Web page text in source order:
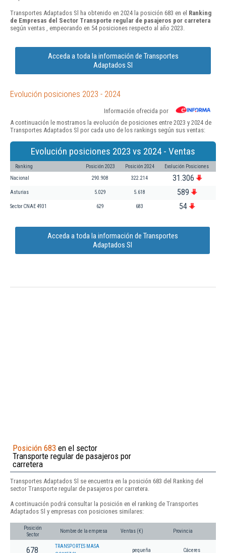
Transportes Adaptados Sl ha obtenido en 2024 la posición 683 en el Ranking
de Empresas del Sector Transporte regular de pasajeros por carretera
según ventas , empeorando en 54 posiciones respecto al año 2023.
Acceda a toda la información de Transportes
Adaptados Sl
Evolución posiciones 2023 - 2024
Información ofrecida por
A continuación le mostramos la evolución de posiciones entre 2023 y 2024 de
Transportes Adaptados Sl por cada uno de los rankings según sus ventas:
Evolución posiciones 2023 vs 2024 - Ventas
Ranking Posición 2023 Posición 2024 Evolución Posiciones
Nacional 290.908 322.214 31.306
Asturias 5.029 5.618 589
Sector CNAE 4931 629 683 54
Acceda a toda la información de Transportes
Adaptados Sl
Posición 683 en el sector
Transporte regular de pasajeros por
carretera
Transportes Adaptados Sl se encuentra en la posición 683 del Ranking del
sector Transporte regular de pasajeros por carretera.
A continuación podrá consultar la posición en el ranking de Transportes
Adaptados Sl y empresas con posiciones similares:
Posición
Sector
Nombre de la empresa Ventas (€) Provincia
678
TRANSPORTES MASA
pequeña Cáceres